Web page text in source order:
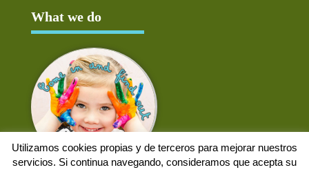
What we do
Utilizamos cookies propias y de terceros para mejorar nuestros
servicios. Si continua navegando, consideramos que acepta su